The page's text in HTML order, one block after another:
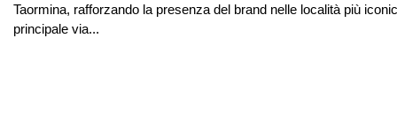
Taormina, rafforzando la presenza del brand nelle località più
principale via...